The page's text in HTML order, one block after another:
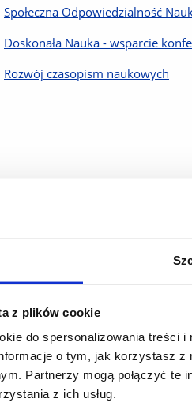
z plików cookie
do spersonalizowania treści
o tym, jak korzystasz
Partnerzy mogą połączyć te
z ich usług.
Społeczna Odpowiedzialność
Doskonała Nauka - wsparcie
Rozwój czasopism naukowych